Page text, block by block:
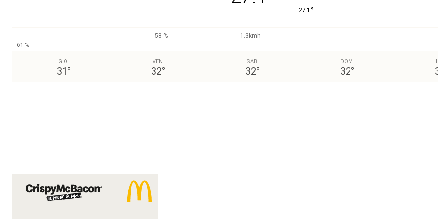
27.1 °
58 %
1.3kmh
61 %
GIO
31 °
VEN
32°
SAB
32°
DOM
32°